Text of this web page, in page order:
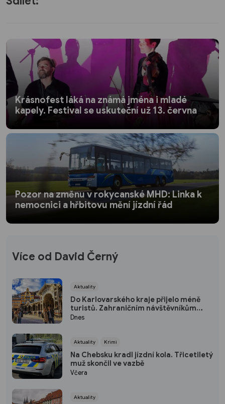
Krásnofest láká na známá jména i mladé
kapely. Festival se uskuteční už 13. června
Pozor na změnu v rokycanské MHD: Linka k
nemocnici a hřbitovu mění jízdní řád
Více od David Černý
Aktuality
Do Karlovarského kraje přijelo méně
turistů. Zahraničním návštěvníkům
dominují Němci
Dnes
Aktuality Krimi
Na Chebsku kradl jízdní kola. Třicetiletý
muž skončil ve vazbě
Včera
Aktuality